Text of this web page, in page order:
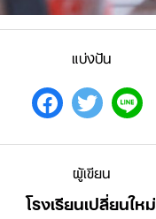
แบ่งปัน
ผู้เขียน
โรงเรียนเปลี่ยนใหม่